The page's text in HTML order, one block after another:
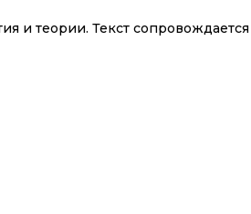
и теории. Текст